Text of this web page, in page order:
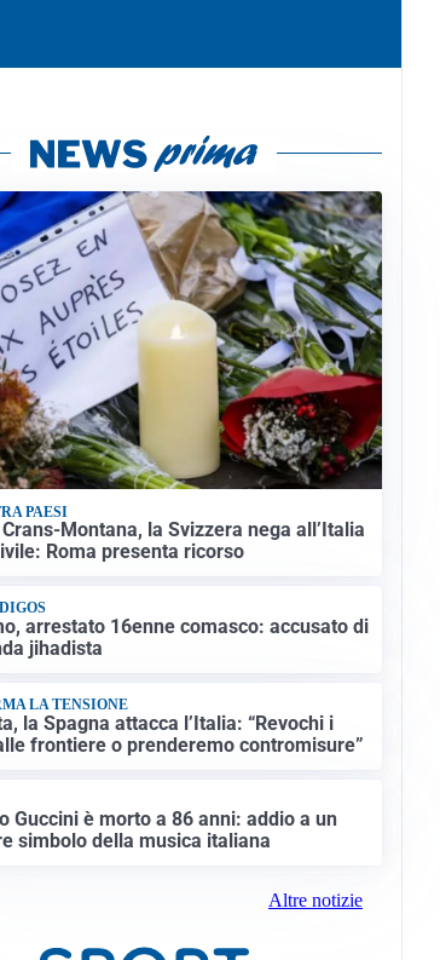
PAESI
Montana, la Svizzera nega all’Italia
Roma presenta ricorso
arrestato 16enne comasco: accusato di
jihadista
LA TENSIONE
la Spagna attacca l’Italia: “Revochi i
frontiere o prenderemo contromisure”
Guccini è morto a 86 anni: addio a un
simbolo della musica italiana
Altre notizie